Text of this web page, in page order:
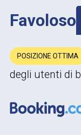
Favoloso
POSIZIONE OTTIMA
degli utenti di